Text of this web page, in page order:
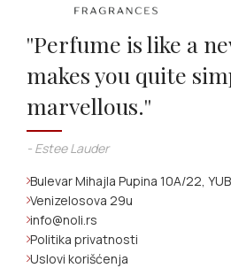
''Perfume is like a
makes you quite
marvellous.''
- Estee Lauder
Bulevar Mihajla Pupina 10A/22,
Venizelosova 29u
info@noli.rs
Politika privatnosti
Uslovi korišćenja